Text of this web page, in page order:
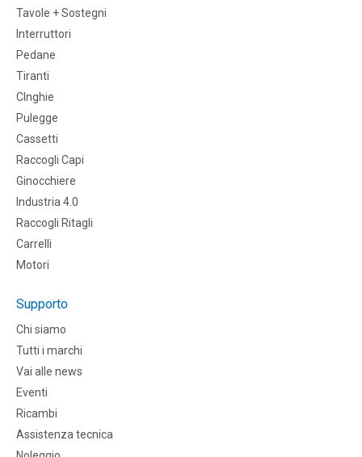
Tavole + Sostegni
Interruttori
Pedane
Tiranti
CInghie
Pulegge
Cassetti
Raccogli Capi
Ginocchiere
Industria 4.0
Raccogli Ritagli
Carrelli
Motori
Supporto
Chi siamo
Tutti i marchi
Vai alle news
Eventi
Ricambi
Assistenza tecnica